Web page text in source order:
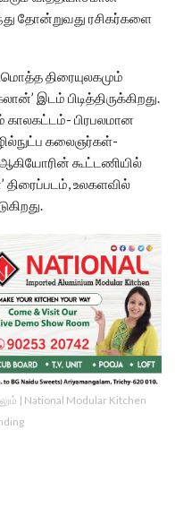
தோன்றுவது ரசிகர்களை
திரையுலகமும்
இடம் பிடித்திருக்கிறது.
பிரபலமான
கலைஞர்கள்-
கூட்டணியில்
திரைப்படம், உலகளவில்
| National Modular Kitchen